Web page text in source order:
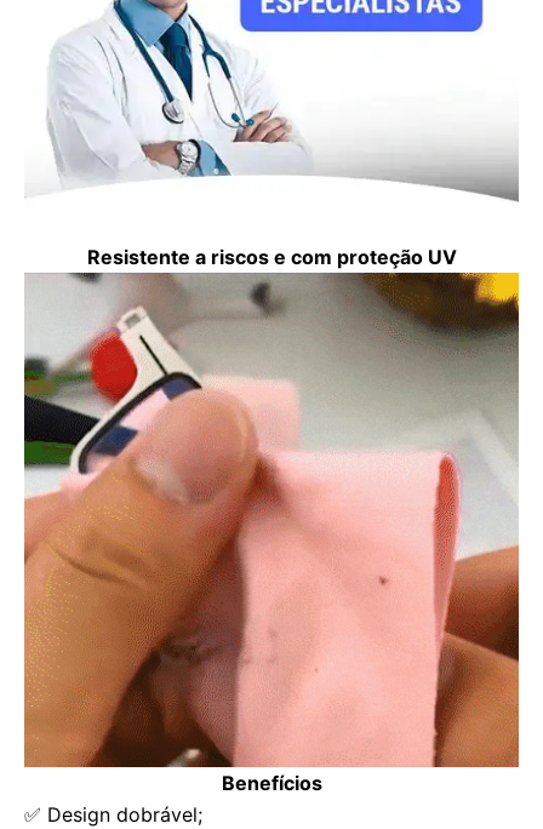
Resistente a riscos e com proteção UV
Benefícios
✅ Design dobrável;